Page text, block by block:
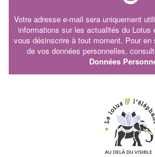
Votre adresse e-mail sera uniquement
informations sur les actualités du Lotus
vous désinscrire à tout moment. Pour
de vos données personnelles,
Données